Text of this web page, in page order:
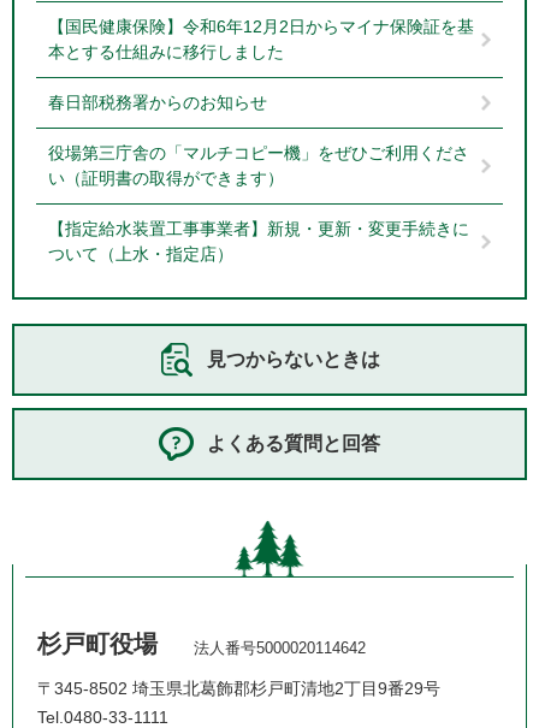
【国民健康保険】令和6年12月2日からマイナ保険証を基
本とする仕組みに移行しました
春日部税務署からのお知らせ
役場第三庁舎の「マルチコピー機」をぜひご利用くださ
い（証明書の取得ができます）
【指定給水装置工事事業者】新規・更新・変更手続きに
ついて（上水・指定店）
見つからないときは
よくある質問と回答
杉戸町役場 法人番号5000020114642
〒345-8502 埼玉県北葛飾郡杉戸町清地2丁目9番29号
Tel.0480-33-1111